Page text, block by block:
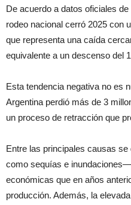
De acuerdo a datos oficiales
rodeo nacional cerró 2025 con
que representa una caída
equivalente a un descenso del
Esta tendencia negativa no es
Argentina perdió más de 3
un proceso de retracción que
Entre las principales causas
como sequías e
económicas que en años
producción. Además, la